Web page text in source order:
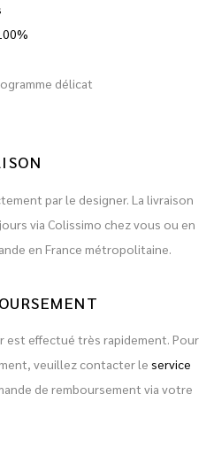
délicat
par le designer. La livraison
via Colissimo chez vous ou en
en France métropolitaine.
est effectué très rapidement. Pour
veuillez contacter le service
de remboursement via votre